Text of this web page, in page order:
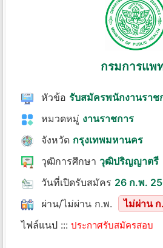
กรมการแพ
หัวข้อ รับสมัครพนักงานราช
หมวดหมู่ งานราชการ
จังหวัด กรุงเทพมหานคร
วุฒิการศึกษา วุฒิปริญญาตรี
วันที่เปิดรับสมัคร 26 ก.พ.
ผ่าน/ไม่ผ่าน ก.พ.
ไม่ผ่าน
ไฟล์แนป ::: ประกาศรับสมัครสอบ